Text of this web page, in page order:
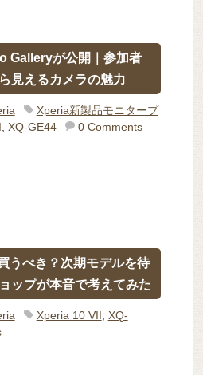
Galleryが公開｜参加者
見えるカメラの魅力
Xperia新製品モニタープ
,XQ-GE44 0 Comments
うべき？次期モデルを待
ップが本音で考えてみた
Xperia 10 VII XQ-